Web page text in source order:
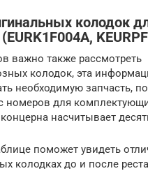
колодок
важно также рассмотреть
колодок, эта
необходимую запчасть,
номеров для
насчитывает
поможет увидеть
колодках до и после